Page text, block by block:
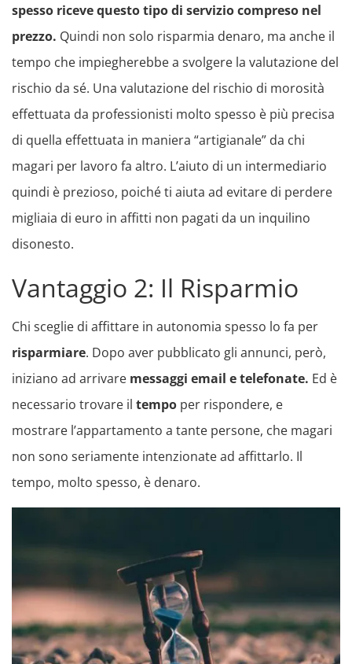
spesso riceve questo tipo di servizio compreso nel
prezzo. Quindi non solo risparmia denaro, ma anche il
tempo che impiegherebbe a svolgere la valutazione del
rischio da sé. Una valutazione del rischio di morosità
effettuata da professionisti molto spesso è più precisa
di quella effettuata in maniera “artigianale” da chi
magari per lavoro fa altro. L’aiuto di un intermediario
quindi è prezioso, poiché ti aiuta ad evitare di perdere
migliaia di euro in affitti non pagati da un inquilino
disonesto.
Vantaggio 2: Il Risparmio
Chi sceglie di affittare in autonomia spesso lo fa per
risparmiare. Dopo aver pubblicato gli annunci, però,
iniziano ad arrivare messaggi email e telefonate. Ed è
necessario trovare il tempo per rispondere, e
mostrare l’appartamento a tante persone, che magari
non sono seriamente intenzionate ad affittarlo. Il
tempo, molto spesso, è denaro.